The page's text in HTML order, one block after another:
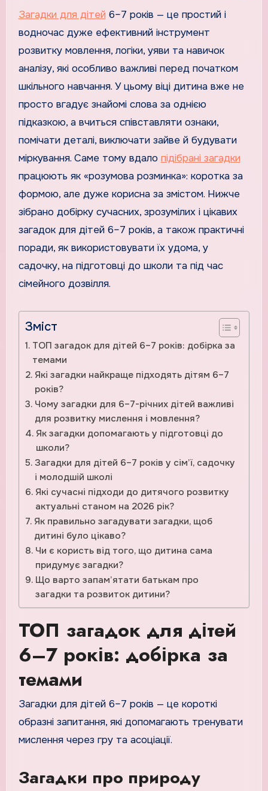
Загадки для дітей 6–7 років — це простий і
водночас дуже ефективний інструмент
розвитку мовлення, логіки, уяви та навичок
аналізу, які особливо важливі перед початком
шкільного навчання. У цьому віці дитина вже не
просто вгадує знайомі слова за однією
підказкою, а вчиться співставляти ознаки,
помічати деталі, виключати зайве й будувати
міркування. Саме тому вдало підібрані загадки
працюють як «розумова розминка»: коротка за
формою, але дуже корисна за змістом. Нижче
зібрано добірку сучасних, зрозумілих і цікавих
загадок для дітей 6–7 років, а також практичні
поради, як використовувати їх удома, у
садочку, на підготовці до школи та під час
сімейного дозвілля.
Зміст
ТОП загадок для дітей 6–7 років: добірка за
темами
Які загадки найкраще підходять дітям 6–7
років?
Чому загадки для 6–7-річних дітей важливі
для розвитку мислення і мовлення?
Як загадки допомагають у підготовці до
школи?
Загадки для дітей 6–7 років у сім’ї, садочку
і молодшій школі
Які сучасні підходи до дитячого розвитку
актуальні станом на 2026 рік?
Як правильно загадувати загадки, щоб
дитині було цікаво?
Чи є користь від того, що дитина сама
придумує загадки?
Що варто запам’ятати батькам про
загадки та розвиток дитини?
ТОП загадок для дітей
6–7 років: добірка за
темами
Загадки для дітей 6–7 років — це короткі
образні запитання, які допомагають тренувати
мислення через гру та асоціації.
Загадки про природу